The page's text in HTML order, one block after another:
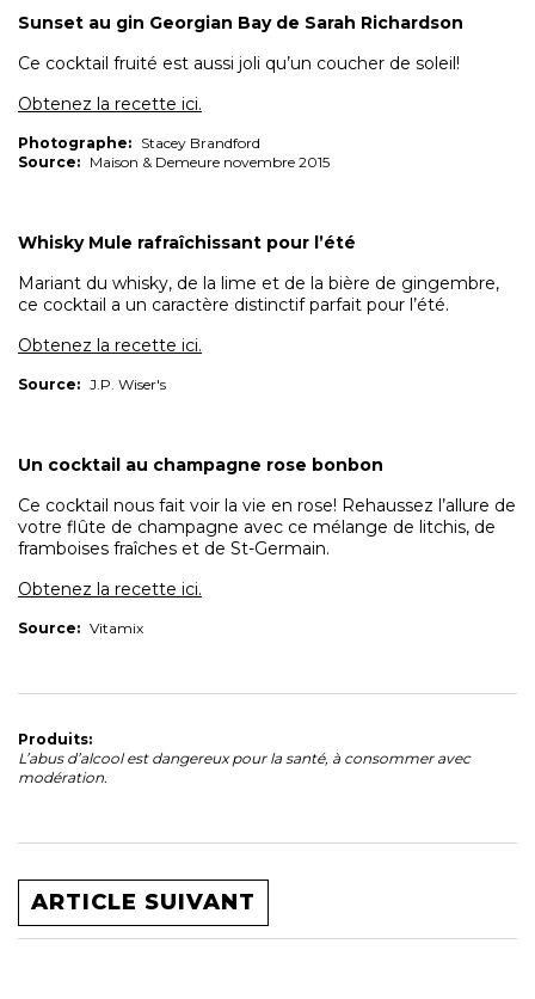
Sunset au gin Georgian Bay de Sarah Richardson
Ce cocktail fruité est aussi joli qu’un coucher de soleil!
Obtenez la recette ici.
Photographe: Stacey Brandford
Source: Maison & Demeure novembre 2015
Whisky Mule rafraîchissant pour l’été
Mariant du whisky, de la lime et de la bière de gingembre,
ce cocktail a un caractère distinctif parfait pour l’été.
Obtenez la recette ici.
Source: J.P. Wiser's
Un cocktail au champagne rose bonbon
Ce cocktail nous fait voir la vie en rose! Rehaussez l’allure de
votre flûte de champagne avec ce mélange de litchis, de
framboises fraîches et de St-Germain.
Obtenez la recette ici.
Source: Vitamix
Produits:
L’abus d’alcool est dangereux pour la santé, à consommer avec
modération.
ARTICLE SUIVANT